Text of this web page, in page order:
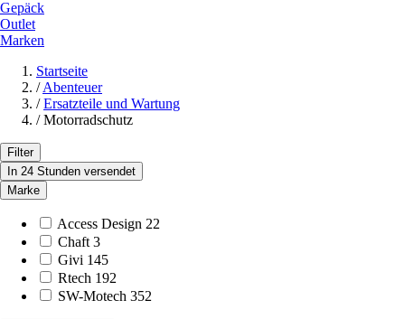
Gepäck
Outlet
Marken
Startseite
/ Abenteuer
/ Ersatzteile und Wartung
/ Motorradschutz
Filter
In 24 Stunden versendet
Marke
Access Design 22
Chaft 3
Givi 145
Rtech 192
SW-Motech 352